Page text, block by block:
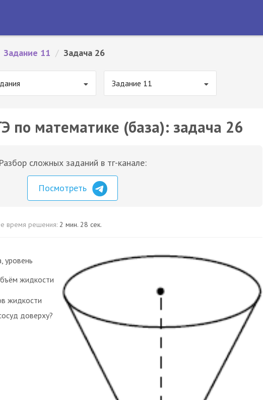
Задание 11 / Задача 26
Задание 11
по математике (база): задача 26
Разбор сложных заданий в тг-канале:
Посмотреть
время решения: 2 мин. 28 сек.
уровень
жидкости
жидкости
доверху?